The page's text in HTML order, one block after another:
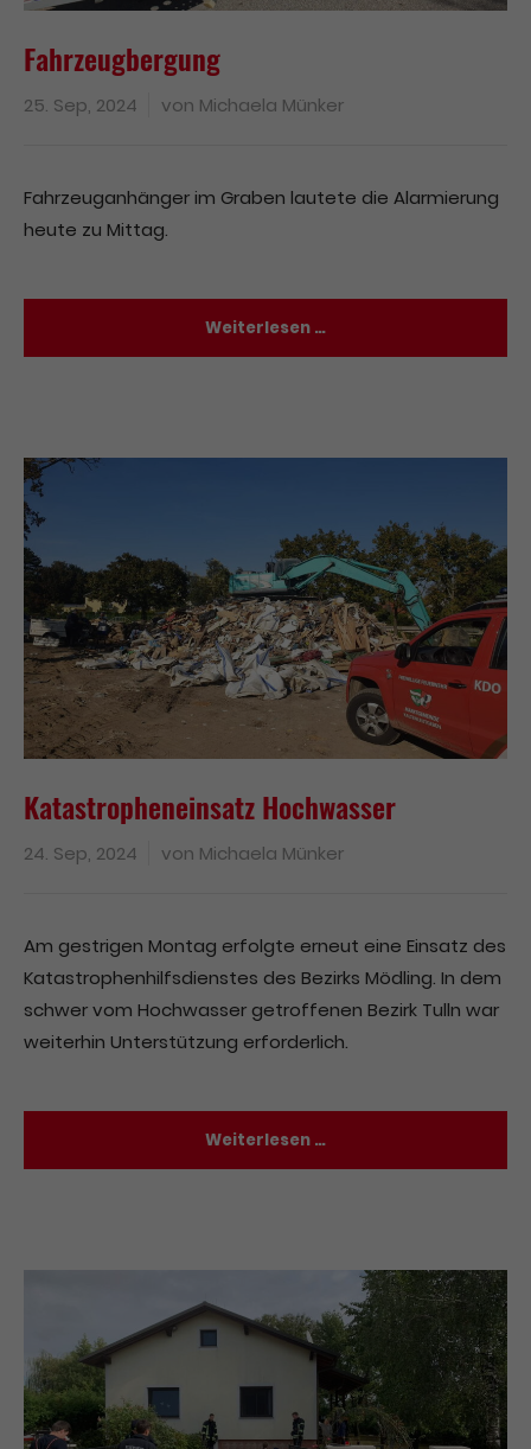
Fahrzeugbergung
25. Sep, 2024 von Michaela Münker
Fahrzeuganhänger im Graben lautete die Alarmierung
heute zu Mittag.
Weiterlesen …
Katastropheneinsatz Hochwasser
24. Sep, 2024 von Michaela Münker
Am gestrigen Montag erfolgte erneut eine Einsatz des
Katastrophenhilfsdienstes des Bezirks Mödling. In dem
schwer vom Hochwasser getroffenen Bezirk Tulln war
weiterhin Unterstützung erforderlich.
Weiterlesen …